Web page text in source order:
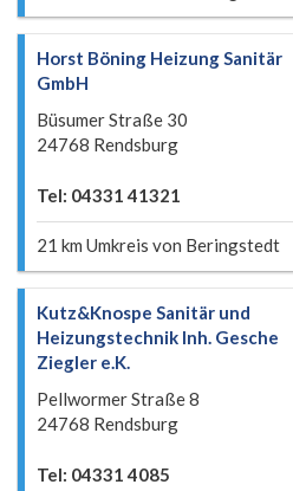
Horst Böning Heizung Sanitär
GmbH
Büsumer Straße 30
24768 Rendsburg
Tel: 04331 41321
21 km Umkreis von Beringstedt
Kutz&Knospe Sanitär und
Heizungstechnik Inh. Gesche
Ziegler e.K.
Pellwormer Straße 8
24768 Rendsburg
Tel: 04331 4085